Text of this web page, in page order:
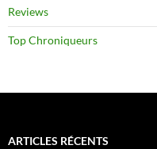
Reviews
Top Chroniqueurs
ARTICLES RÉCENTS